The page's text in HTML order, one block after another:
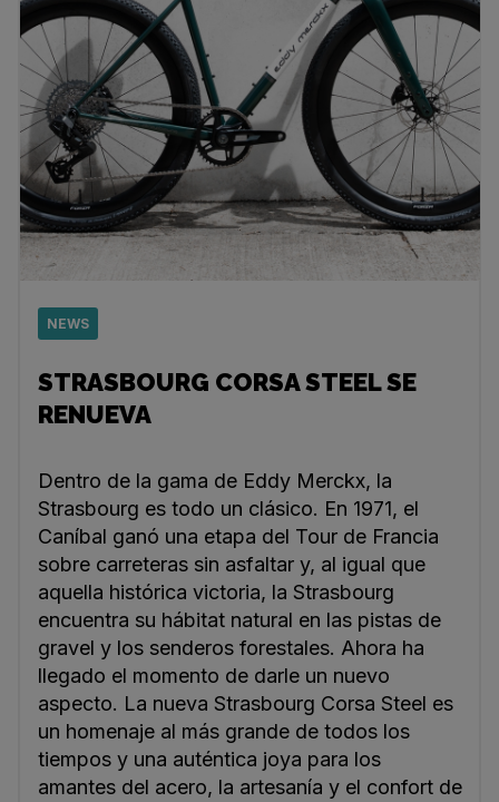
NEWS
STRASBOURG CORSA STEEL SE
RENUEVA
Dentro de la gama de Eddy Merckx, la
Strasbourg es todo un clásico. En 1971, el
Caníbal ganó una etapa del Tour de Francia
sobre carreteras sin asfaltar y, al igual que
aquella histórica victoria, la Strasbourg
encuentra su hábitat natural en las pistas de
gravel y los senderos forestales. Ahora ha
llegado el momento de darle un nuevo
aspecto. La nueva Strasbourg Corsa Steel es
un homenaje al más grande de todos los
tiempos y una auténtica joya para los
amantes del acero, la artesanía y el confort de